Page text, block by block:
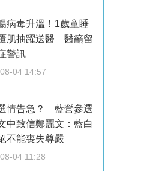
病毒升溫！1歲童睡
肌抽躍送醫 醫籲留
警訊
04 14:57
情告急？ 藍營參選
中致信鄭麗文：藍白
不能喪失尊嚴
04 11:28